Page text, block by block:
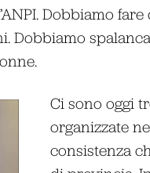
Dobbiamo
Ci sono oggi
organizzate
consistenza